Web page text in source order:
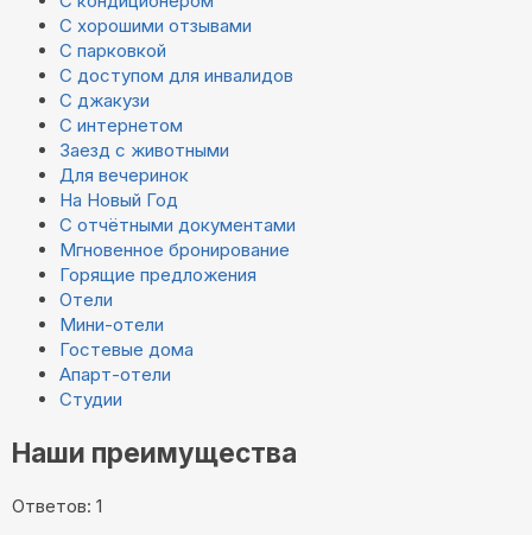
С хорошими отзывами
С парковкой
С доступом для инвалидов
С джакузи
С интернетом
Заезд с животными
Для вечеринок
На Новый Год
С отчётными документами
Мгновенное бронирование
Горящие предложения
Отели
Мини-отели
Гостевые дома
Апарт-отели
Студии
Наши преимущества
Ответов: 1